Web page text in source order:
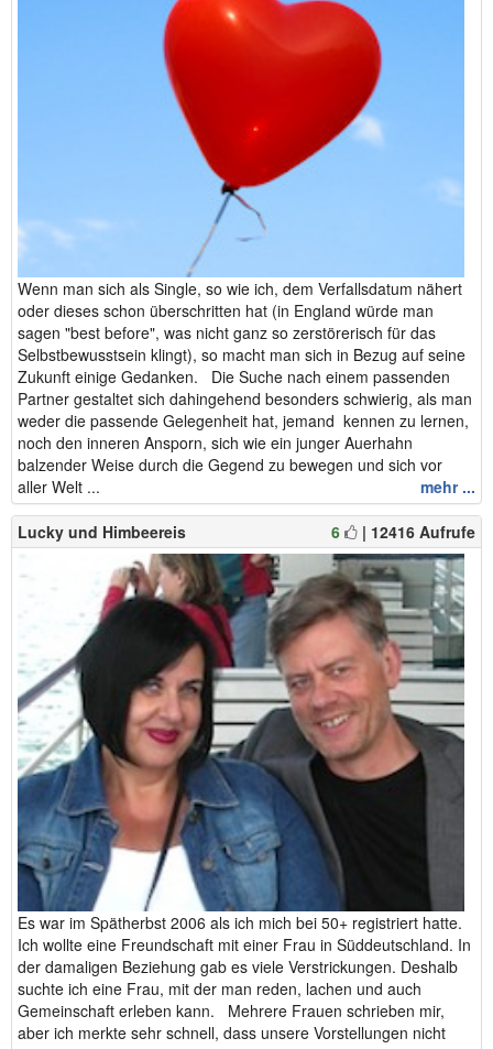
Wenn man sich als Single, so wie ich, dem Verfallsdatum nähert
oder dieses schon überschritten hat (in England würde man
sagen "best before", was nicht ganz so zerstörerisch für das
Selbstbewusstsein klingt), so macht man sich in Bezug auf seine
Zukunft einige Gedanken. Die Suche nach einem passenden
Partner gestaltet sich dahingehend besonders schwierig, als man
weder die passende Gelegenheit hat, jemand kennen zu lernen,
noch den inneren Ansporn, sich wie ein junger Auerhahn
balzender Weise durch die Gegend zu bewegen und sich vor
aller Welt ...
mehr ...
Lucky und Himbeereis 6 | 12416 Aufrufe
Es war im Spätherbst 2006 als ich mich bei 50+ registriert hatte.
Ich wollte eine Freundschaft mit einer Frau in Süddeutschland. In
der damaligen Beziehung gab es viele Verstrickungen. Deshalb
suchte ich eine Frau, mit der man reden, lachen und auch
Gemeinschaft erleben kann. Mehrere Frauen schrieben mir,
aber ich merkte sehr schnell, dass unsere Vorstellungen nicht